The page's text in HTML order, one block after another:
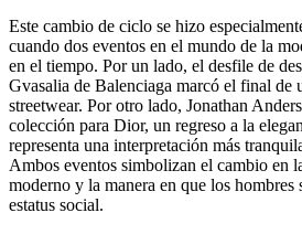
Este cambio de ciclo se hizo
cuando dos eventos en el mundo de la
en el tiempo. Por un lado, el desfile de
Gvasalia de Balenciaga marcó el final de
streetwear. Por otro lado, Jonathan
colección para Dior, un regreso a la
representa una interpretación más
Ambos eventos simbolizan el cambio en
moderno y la manera en que los hombres
estatus social.